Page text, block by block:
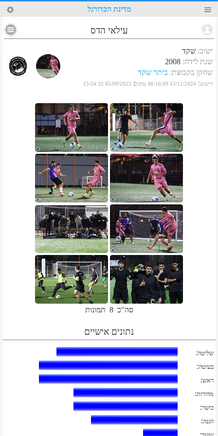
13 מדינת הכדורגל
עילאי הדס
ישוב: שקד
שנת לידה:
2008
שחקן בקבוצת: ביתר שקד
רישום:
15/12/2024 06:16:09 עדכון:
05/09/2025 15:54:32
סה"כ 8 תמונות
נתונים אישיים
שליטה:
בעיטה:
ראש:
מהירות:
כושר:
הגנה:
: